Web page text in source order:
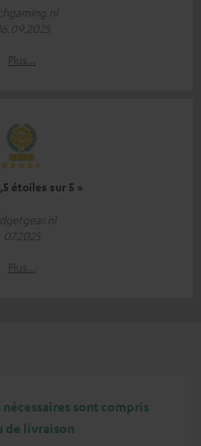
Plus…
étoiles sur 5 »
07.2025
Plus…
nécessaires sont compris
de livraison